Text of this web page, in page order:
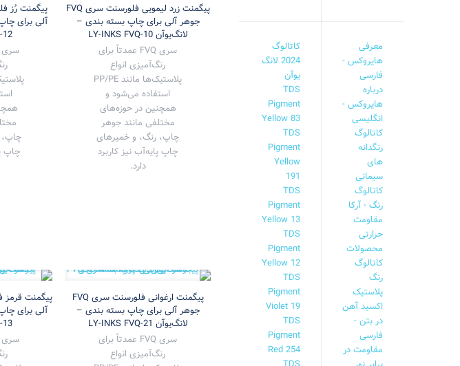
پیگمنت زرد لیمویی فلورسنت سری FVQ
جوهر آلی برای چاپ بسته بندی –
لانگ‌یوآن LY-INKS FVQ-10
سری FVQ عمدتاً برای
رنگ‌آمیزی انواع
پلاستیک‌ها مانند PP/PE
استفاده می‌شود و
همچنین در حوزه‌های
مختلفی مانند جوهر
چاپ، رنگ، و خمیرهای
چاپ پایه‌آب نیز کاربرد
دارد.
آلی برای
12
چاپ
پیگمنت ارغوانی فلورسنت سری FVQ
جوهر آلی برای چاپ بسته بندی –
لانگ‌یوآن LY-INKS FVQ-21
سری FVQ عمدتاً برای
رنگ‌آمیزی انواع
آلی برای
13
معرفی
هایروکس -
فارسی
درباره
هایروکس -
انگلیسی
کاتالوگ
رنگدانه
های
سیمانی
کاتالوگ
رنگ - آرکا
مقاومت
حرارتی
محصولات
کاتالوگ
رنگ
پلاستیک
اکسید آهن
در بتن -
فارسی
مقاومت در
کاتالوگ
2024 لانگ
یوآن
TDS
Pigment
Yellow 83
TDS
Pigment
Yellow
191
TDS
Pigment
Yellow 13
TDS
Pigment
Yellow 12
TDS
Pigment
Violet 19
TDS
Pigment
Red 254